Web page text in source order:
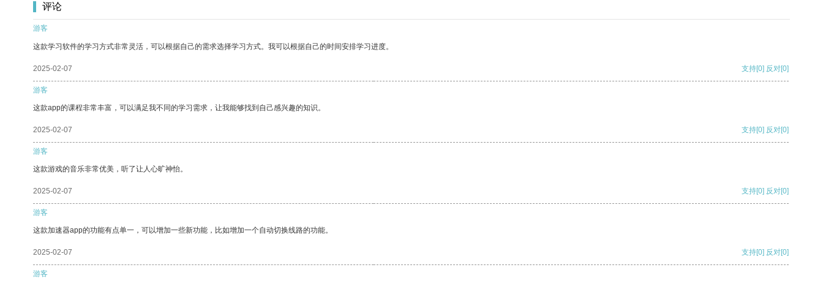
评论
游客
这款学习软件的学习方式非常灵活，可以根据自己的需求选择学习方式。我可以根据自己的时间安排学习进度。
2025-02-07 支持[0] 反对[0]
游客
这款app的课程非常丰富，可以满足我不同的学习需求，让我能够找到自己感兴趣的知识。
2025-02-07 支持[0] 反对[0]
游客
这款游戏的音乐非常优美，听了让人心旷神怡。
2025-02-07 支持[0] 反对[0]
游客
这款加速器app的功能有点单一，可以增加一些新功能，比如增加一个自动切换线路的功能。
2025-02-07 支持[0] 反对[0]
游客